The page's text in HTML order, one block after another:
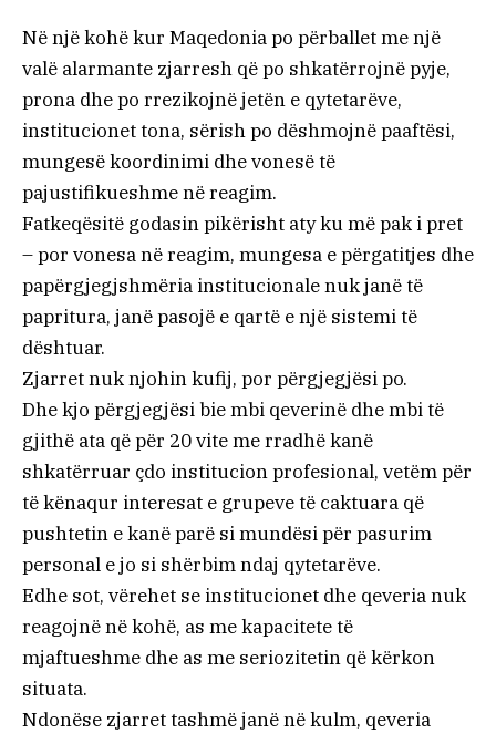
Në një kohë kur Maqedonia po përballet me një
valë alarmante zjarresh që po shkatërrojnë pyje,
prona dhe po rrezikojnë jetën e qytetarëve,
institucionet tona, sërish po dëshmojnë paaftësi,
mungesë koordinimi dhe vonesë të
pajustifikueshme në reagim.
Fatkeqësitë godasin pikërisht aty ku më pak i pret
– por vonesa në reagim, mungesa e përgatitjes dhe
papërgjegjshmëria institucionale nuk janë të
papritura, janë pasojë e qartë e një sistemi të
dështuar.
Zjarret nuk njohin kufij, por përgjegjësi po.
Dhe kjo përgjegjësi bie mbi qeverinë dhe mbi të
gjithë ata që për 20 vite me rradhë kanë
shkatërruar çdo institucion profesional, vetëm për
të kënaqur interesat e grupeve të caktuara që
pushtetin e kanë parë si mundësi për pasurim
personal e jo si shërbim ndaj qytetarëve.
Edhe sot, vërehet se institucionet dhe qeveria nuk
reagojnë në kohë, as me kapacitete të
mjaftueshme dhe as me seriozitetin që kërkon
situata.
Ndonëse zjarret tashmë janë në kulm, qeveria